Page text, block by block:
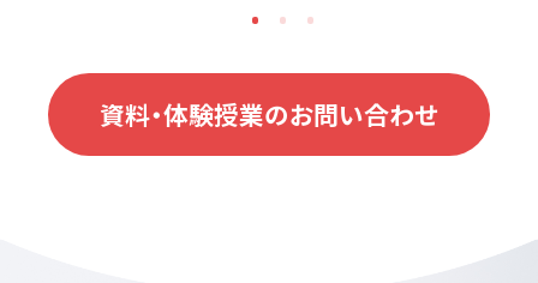
資料・体験授業のお問い合わせ